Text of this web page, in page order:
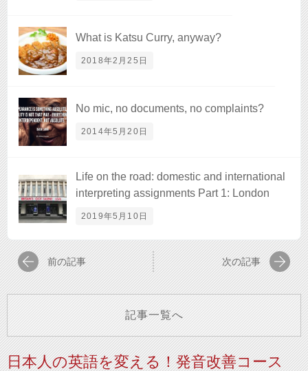
What is Katsu Curry, anyway?
2018年2月25日
No mic, no documents, no complaints?
2014年5月20日
Life on the road: domestic and international
interpreting assignments Part 1: London
2019年5月10日
前の記事 次の記事
記事一覧へ
日本人の英語を変える！発音改善コース